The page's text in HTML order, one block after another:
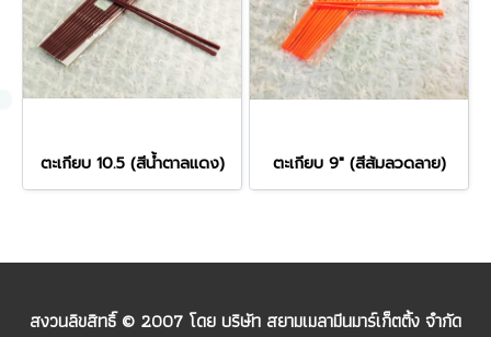
ตะเกียบ 10.5 (สีน้ำตาลแดง) ตะเกียบ 9" (สีส้มลวดลาย)
สงวนลิขสิทธิ์ © 2007 โดย บริษัท สยามเมลามีนมาร์เก็ตติ้ง จำกัด